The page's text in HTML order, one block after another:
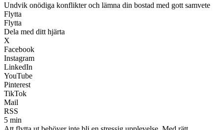
Undvik onödiga konflikter och lämna din bostad med gott samvete
Flytta
Flytta
Dela med ditt hjärta
X
Facebook
Instagram
LinkedIn
YouTube
Pinterest
TikTok
Mail
RSS
5 min